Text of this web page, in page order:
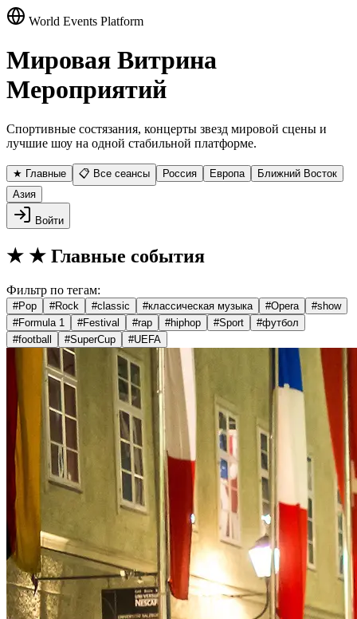
World Events Platform
Мировая Витрина
Мероприятий
Спортивные состязания, концерты звезд мировой сцены и
лучшие шоу на одной стабильной платформе.
★ Главные 📋 Все сеансы Россия Европа
Ближний Восток
Азия
Войти
★ ★ Главные события
Фильтр по тегам:
#Pop #Rock #classic #классическая музыка #Opera #show
#Formula 1 #Festival #rap #hiphop #Sport #футбол
#football #SuperCup #UEFA